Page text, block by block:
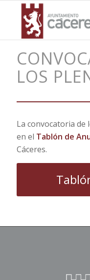
LOS
La convocatoria de
en el Tablón de
Cáceres.